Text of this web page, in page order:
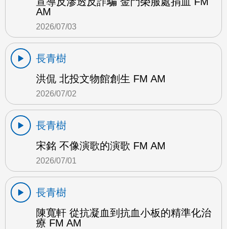
AM
2026/07/03
長青樹
洪侃 北投文物館創生 FM AM
2026/07/02
長青樹
宋銘 不像演歌的演歌 FM AM
2026/07/01
長青樹
陳寬軒 從抗凝血到抗血小板的精準化治
療 FM AM